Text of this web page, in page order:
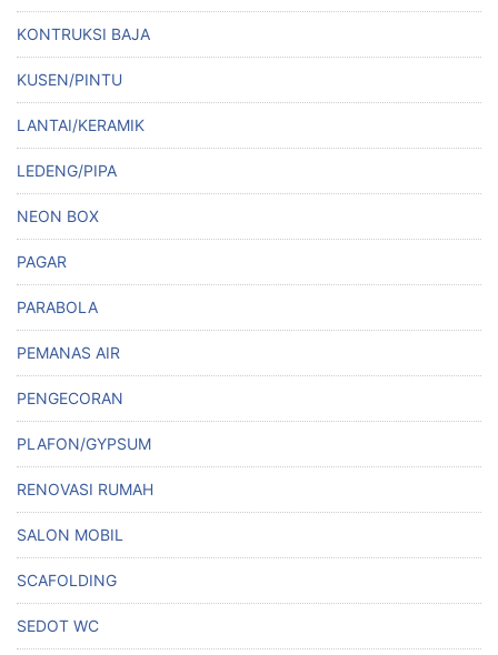
KONTRUKSI BAJA
KUSEN/PINTU
LANTAI/KERAMIK
LEDENG/PIPA
NEON BOX
PAGAR
PARABOLA
PEMANAS AIR
PENGECORAN
PLAFON/GYPSUM
RENOVASI RUMAH
SALON MOBIL
SCAFOLDING
SEDOT WC